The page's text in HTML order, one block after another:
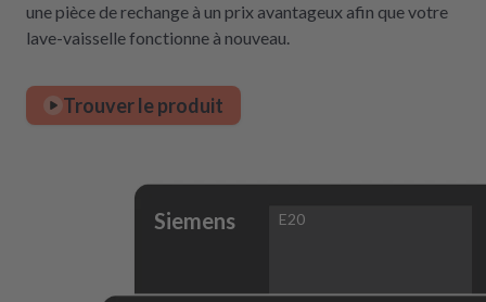
une pièce de rechange à un prix avantageux afin que votre
lave-vaisselle fonctionne à nouveau.
Trouver le produit
Siemens E20